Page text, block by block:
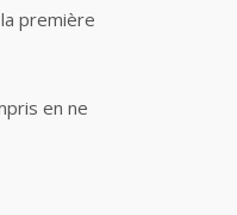
première
en ne